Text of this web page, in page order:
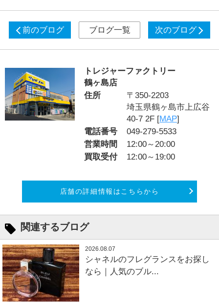
前のブログ ブログ一覧 次のブログ
トレジャーファクトリー
鶴ヶ島店
住所
〒350-2203
埼玉県鶴ヶ島市上広谷
40-7 2F [MAP]
電話番号
049-279-5533
営業時間
12:00～20:00
買取受付
12:00～19:00
店舗の詳細情報はこちらから
関連するブログ
2026.08.07
シャネルのフレグランスをお探し
なら｜人気のブル...